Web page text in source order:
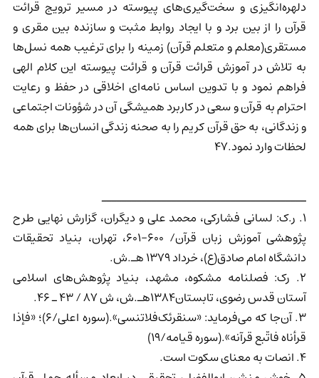
دلهره‌انگیزی و سخت‌گیری‌های پیوسته در مسیر ترویج قرائت
قرآن را از بین برد و با ایجاد روابط مثبت و سازنده بین مقری و
مستقری(معلم و متعلم قرآن) زمینه را برای ترغیب همه نسل‌ها
به تلاش در آموزش قرائت قرآن و قرائت پیوسته این کلام الهی
فراهم نمود و با تدوین اساس نامه‌ای اخلاقی در حفظ و رعایت
احترام به قرآن و سعی در کاربرد همیشگی آن در شؤونات اجتماعی
و زندگانی، به حق قرآن کریم را به صحنه زندگی انسان‌ها برای همه
لحظات وارد نمود.47
ـــــــــــــــــــــــــــــــــــــــــ
1. ر.ک: لسانی فشارکی، محمد علی و دیگران، گزارش نهایی طرح
پژوهشی آموزش زبان قرآن/ 600-601، تهران، بنیاد تحقیقات
دانشگاه امام صادق(ع)، خرداد 1379 هـ.ش.
2. رک: فصلنامه مشکوه، مشهد، بنیاد پژوهش‌های اسلامی
آستان قدس رضوی، تابستان1384هـ.ش، ش 87 / 43 ـ 46.
3. آن‌جا ‌که ‌می‌فرماید: «سنقرئک‌فلاتنسی».(سوره ‌اعلی/6)؛ «فإذا
قرأناه فاتّبع قرآنه».(سوره قیامه/19)
4. انصات به معنای سکوت است.